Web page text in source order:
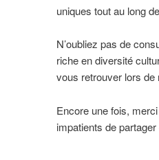
uniques tout au long
N’oubliez pas de
riche en diversité
vous retrouver lors
Encore une fois,
impatients de